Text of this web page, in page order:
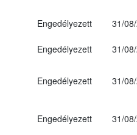
Engedélyezett
31/
Engedélyezett
31/
Engedélyezett 31/
Engedélyezett 31/